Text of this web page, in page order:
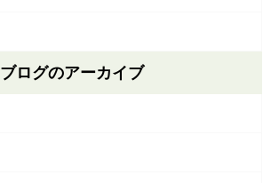
ブログのアーカイブ